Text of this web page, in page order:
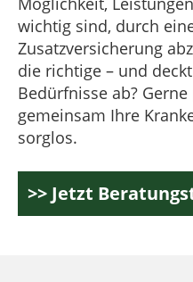
wichtig sind, durch
Zusatzversicherung
die richtige – und
Bedürfnisse ab?
gemeinsam Ihre
sorglos.
>> Jetzt